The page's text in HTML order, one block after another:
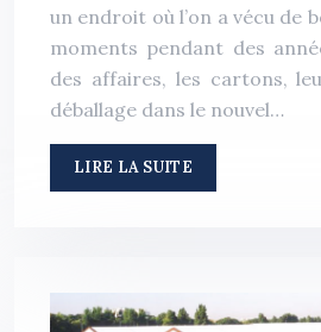
un endroit où l’on a vécu de
moments pendant des
des affaires, les cartons,
déballage dans le nouvel…
LIRE LA SUITE